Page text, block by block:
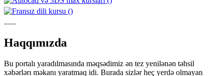
......
Haqqımızda
Bu portalı yaradılmasında məqsədimiz ən tez yenilənən təhsil
xəbərlərı məkanı yaratmaq idi. Burada sizlər heç yerdə olmayan